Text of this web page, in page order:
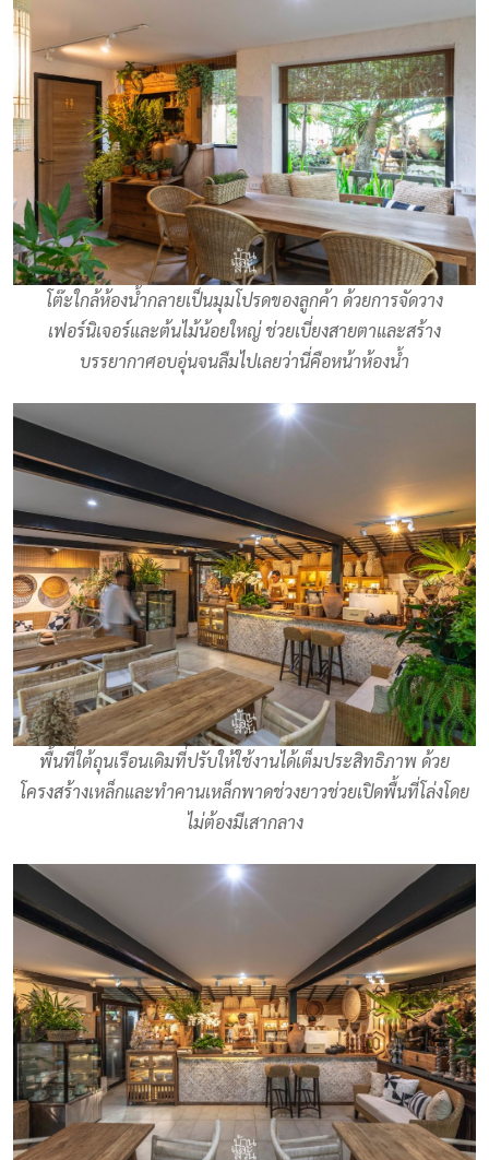
โต๊ะใกล้ห้องน้ำกลายเป็นมุมโปรดของลูกค้า ด้วยการจัดวาง
เฟอร์นิเจอร์และต้นไม้น้อยใหญ่ ช่วยเบี่ยงสายตาและสร้าง
บรรยากาศอบอุ่นจนลืมไปเลยว่านี่คือหน้าห้องน้ำ
พื้นที่ใต้ถุนเรือนเดิมที่ปรับให้ใช้งานได้เต็มประสิทธิภาพ ด้วย
โครงสร้างเหล็กและทำคานเหล็กพาดช่วงยาวช่วยเปิดพื้นที่โล่งโดย
ไม่ต้องมีเสากลาง